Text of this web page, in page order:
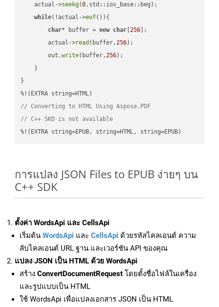
    actual->
seekg(0,std::ios_base::beg);
while(!actual->eof()){
char* buffer = new char [256 ];
        actual->
read (buffer,256);
        out.
write(buffer,256);
    }
}
// Converting to HTML Using Aspose.PDF
// C++ SKD is not available
%!(EXTRA string=EPUB, string=HTML, string=EPUB)
การแปลง JSON Files to EPUB ง่ายๆ บน
C++ SDK
ตั้งค่า WordsApi และ CellsApi
เริ่มต้น WordsApi และ CellsApi ด้วยรหัสไคลเอนต์ ความ
ลับไคลเอนต์ URL ฐาน และเวอร์ชัน API ของคุณ
แปลง JSON เป็น HTML ด้วย WordsApi
สร้าง ConvertDocumentRequest โดยตั้งชื่อไฟล์ในเครื่อง
และรูปแบบเป็น HTML
ใช้ WordsApi เพื่อแปลงเอกสาร JSON เป็น HTML